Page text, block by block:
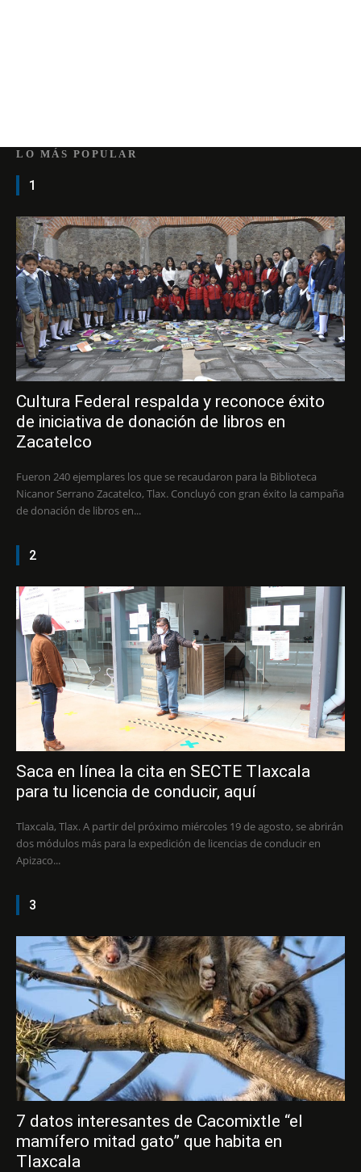
LO MÁS POPULAR
1
Cultura Federal respalda y reconoce éxito
de iniciativa de donación de libros en
Zacatelco
Fueron 240 ejemplares los que se recaudaron para la Biblioteca
Nicanor Serrano Zacatelco, Tlax. Concluyó con gran éxito la campaña
de donación de libros en...
2
Saca en línea la cita en SECTE Tlaxcala
para tu licencia de conducir, aquí
Tlaxcala, Tlax. A partir del próximo miércoles 19 de agosto, se abrirán
dos módulos más para la expedición de licencias de conducir en
Apizaco...
3
7 datos interesantes de Cacomixtle “el
mamífero mitad gato” que habita en
Tlaxcala